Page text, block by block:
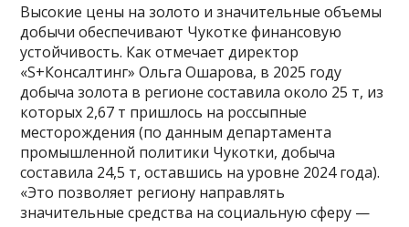
Высокие цены на золото и значительные объемы
добычи обеспечивают Чукотке финансовую
устойчивость. Как отмечает директор
«S+Консалтинг» Ольга Ошарова, в 2025 году
добыча золота в регионе составила около 25 т, из
которых 2,67 т пришлось на россыпные
месторождения (по данным департамента
промышленной политики Чукотки, добыча
составила 24,5 т, оставшись на уровне 2024 года).
«Это позволяет региону направлять
значительные средства на социальную сферу —